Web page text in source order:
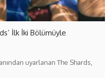
İlk İki Bölümüyle
uyarlanan The Shards,